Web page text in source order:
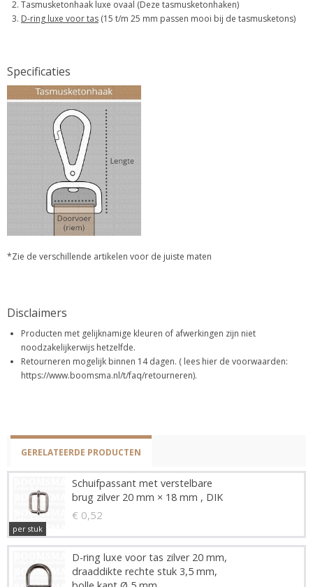
Tasmusketonhaak luxe ovaal (Deze tasmusketonhaken)
D-ring luxe voor tas (15 t/m 25 mm passen mooi bij de tasmusketons)
Specificaties
*Zie de verschillende artikelen voor de juiste maten
Disclaimers
Producten met gelijknamige kleuren of afwerkingen zijn niet
noodzakelijkerwijs hetzelfde.
Retourneren mogelijk binnen 14 dagen. ( lees hier de voorwaarden:
https://www.boomsma.nl/t/faq/retourneren).
GERELATEERDE PRODUCTEN
Schuifpassant met verstelbare
brug zilver 20 mm × 18 mm , DIK
€ 0,52
per stuk
D-ring luxe voor tas zilver 20 mm,
draaddikte rechte stuk 3,5 mm,